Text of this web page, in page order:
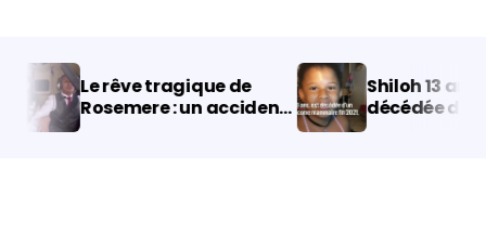
Le rêve tragique de
Rosemere : un accident
d’hélicoptère qui a
Shiloh 13 ans,
décédée d’un
angiosarcome